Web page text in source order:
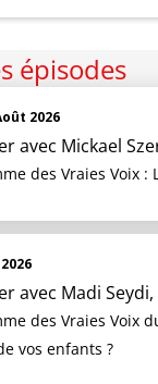
épisodes
2026
avec Mickael
des Vraies Voix :
avec Madi
des Vraies Voix
vos enfants ?